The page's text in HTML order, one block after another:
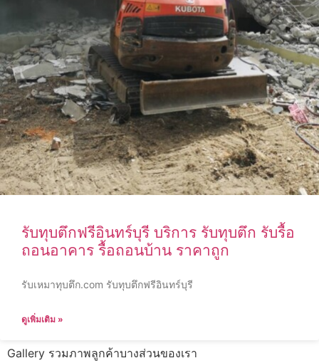
รับทุบตึกฟรีอินทร์บุรี บริการ รับทุบตึก รับรื้อ
ถอนอาคาร รื้อถอนบ้าน ราคาถูก
รับเหมาทุบตึก.com รับทุบตึกฟรีอินทร์บุรี
ดูเพิ่มเติม »
Gallery รวมภาพลูกค้าบางส่วนของเรา